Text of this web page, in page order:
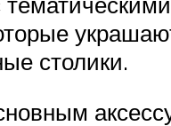
столики.